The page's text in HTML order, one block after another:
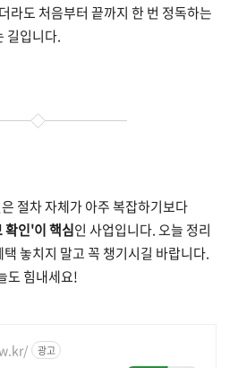
라도 처음부터 끝까지 한 번 정독하는
길입니다.
절차 자체가 아주 복잡하기보다
확인'이 핵심인 사업입니다. 오늘 정리
놓치지 말고 꼭 챙기시길 바랍니다.
도 힘내세요!
광고